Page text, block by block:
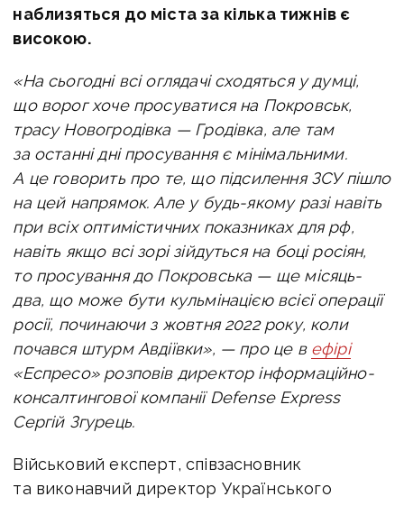
наблизяться до міста за кілька тижнів є
високою.
«На сьогодні всі оглядачі сходяться у думці,
що ворог хоче просуватися на Покровськ,
трасу Новогродівка — Гродівка, але там
за останні дні просування є мінімальними.
А це говорить про те, що підсилення ЗСУ пішло
на цей напрямок. Але у будь-якому разі навіть
при всіх оптимістичних показниках для рф,
навіть якщо всі зорі зійдуться на боці росіян,
то просування до Покровська — ще місяць-
два, що може бути кульмінацією всієї операції
росії, починаючи з жовтня 2022 року, коли
почався штурм Авдіївки», — про це в ефірі
«Еспресо» розповів директор інформаційно-
консалтингової компанії Defense Express
Сергій Згурець.
Військовий експерт, співзасновник
та виконавчий директор Українського